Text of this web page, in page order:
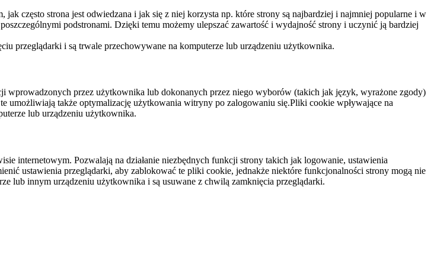
często strona jest odwiedzana i jak się z niej korzysta np. które strony są najbardziej i najmniej popularne i w
podstronami. Dzięki temu możemy ulepszać zawartość i wydajność strony i uczynić ją bardziej
przeglądarki i są trwale przechowywane na komputerze lub urządzeniu użytkownika.
przez użytkownika lub dokonanych przez niego wyborów (takich jak język, wyrażone zgody)
także optymalizację użytkowania witryny po zalogowaniu się.Pliki cookie wpływające na
lub urządzeniu użytkownika.
internetowym. Pozwalają na działanie niezbędnych funkcji strony takich jak logowanie, ustawienia
ustawienia przeglądarki, aby zablokować te pliki cookie, jednakże niektóre funkcjonalności strony mogą nie
lub innym urządzeniu użytkownika i są usuwane z chwilą zamknięcia przeglądarki.